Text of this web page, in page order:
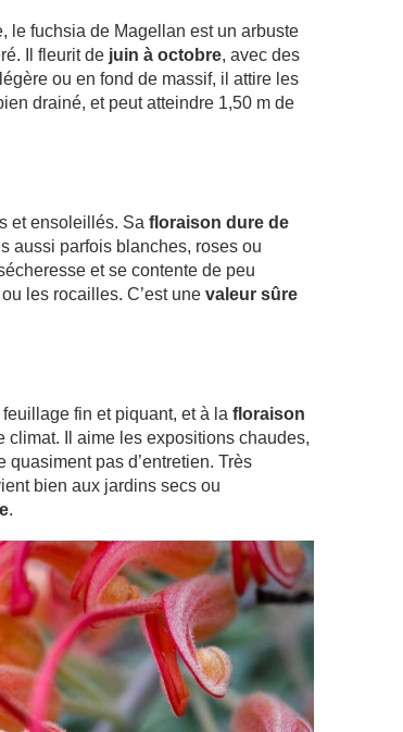
le fuchsia de Magellan est un arbuste
Il fleurit de juin à octobre, avec des
ou en fond de massif, il attire les
drainé, et peut atteindre 1,50 m de
et ensoleillés. Sa floraison dure de
aussi parfois blanches, roses ou
et se contente de peu
les rocailles. C’est une valeur sûre
fin et piquant, et à la floraison
climat. Il aime les expositions chaudes,
pas d’entretien. Très
bien aux jardins secs ou
.